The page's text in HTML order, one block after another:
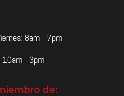
8am - 7pm
10am - 3pm
de: